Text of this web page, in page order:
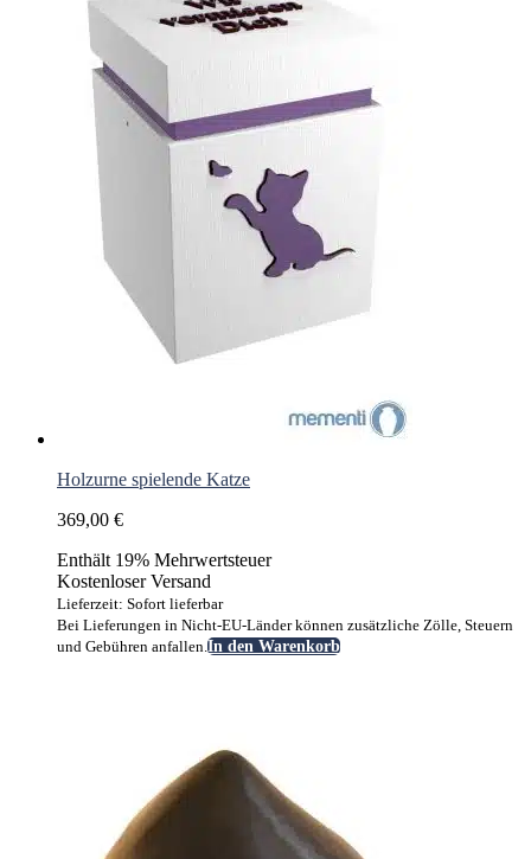
Holzurne spielende Katze
369,00 €
Enthält 19% Mehrwertsteuer
Kostenloser Versand
Lieferzeit: Sofort lieferbar
Bei Lieferungen in Nicht-EU-Länder können zusätzliche Zölle, Steuern
und Gebühren anfallen.In den Warenkorb